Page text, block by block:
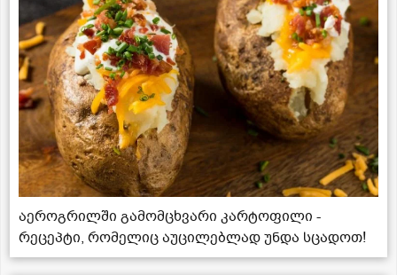
აეროგრილში გამომცხვარი კარტოფილი -
რეცეპტი, რომელიც აუცილებლად უნდა სცადოთ!